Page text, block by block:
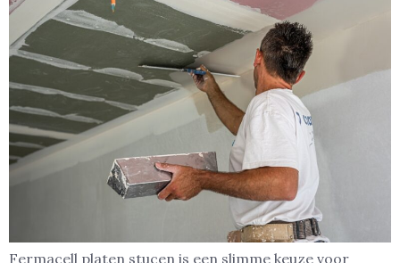
Fermacell platen stucen is een slimme keuze voor